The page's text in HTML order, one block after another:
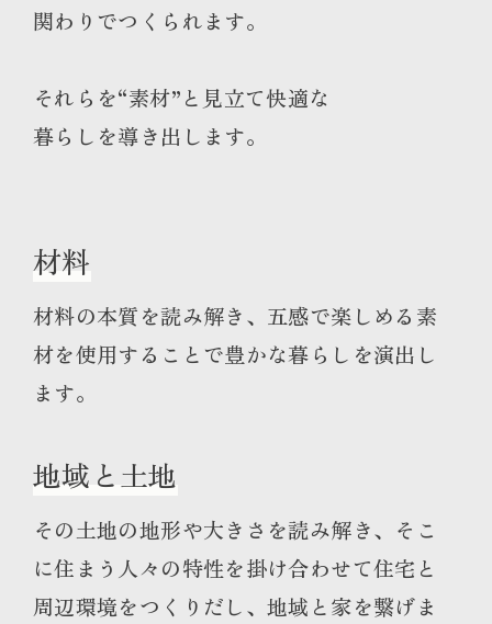
関わりでつくられます。
それらを“素材”と見立て快適な
暮らしを導き出します。
材料
材料の本質を読み解き、五感で楽しめる素
材を使用することで豊かな暮らしを演出し
ます。
地域と土地
その土地の地形や大きさを読み解き、そこ
に住まう人々の特性を掛け合わせて住宅と
周辺環境をつくりだし、地域と家を繋げま